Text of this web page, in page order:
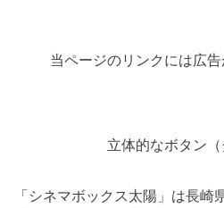
当ページのリンクには広告
立体的なボタン（
「シネマボックス太陽」は長崎